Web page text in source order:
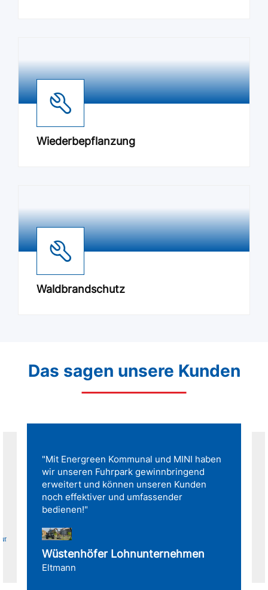
Wiederbepflanzung
Waldbrandschutz
Das sagen unsere Kunden
"Mit Energreen Kommunal und MINI haben
wir unseren Fuhrpark gewinnbringend
erweitert und können unseren Kunden
noch effektiver und umfassender
bedienen!"
Wüstenhöfer Lohnunternehmen
Eltmann